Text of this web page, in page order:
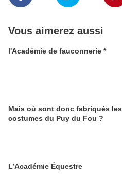
Vous aimerez aussi
l'Académie de fauconnerie *
Mais où sont donc fabriqués les
costumes du Puy du Fou ?
L’Académie Équestre